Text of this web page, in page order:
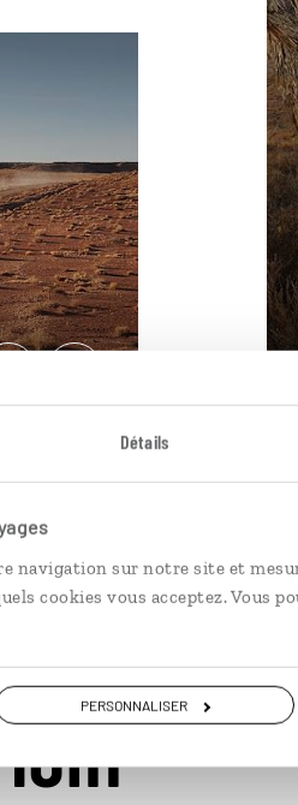
Détails
navigation sur notre site et
cookies vous acceptez. Vous
PERSONNALISER